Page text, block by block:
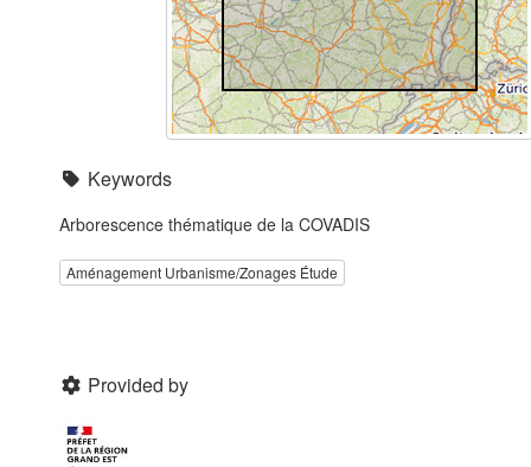
Keywords
Arborescence thématique de la COVADIS
Aménagement Urbanisme/Zonages Étude
Provided by